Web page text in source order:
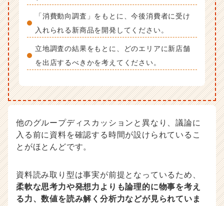
「消費動向調査」をもとに、今後消費者に受け
入れられる新商品を開発してください。
立地調査の結果をもとに、どのエリアに新店舗
を出店するべきかを考えてください。
他のグループディスカッションと異なり、議論に
入る前に資料を確認する時間が設けられているこ
とがほとんどです。
資料読み取り型は事実が前提となっているため、
柔軟な思考力や発想力よりも論理的に物事を考え
る力、数値を読み解く分析力などが見られていま